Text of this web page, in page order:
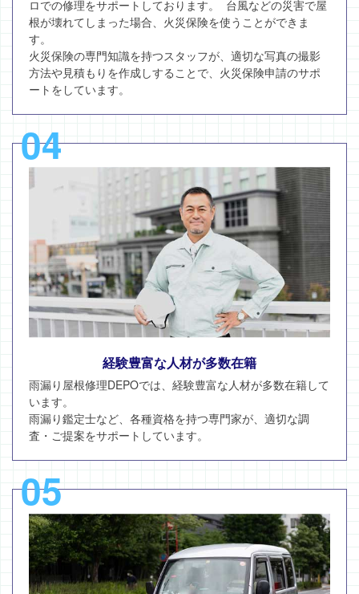
ロでの修理をサポートしております。 台風などの災害で屋
根が壊れてしまった場合、火災保険を使うことができま
す。
火災保険の専門知識を持つスタッフが、適切な写真の撮影
方法や見積もりを作成しすることで、火災保険申請のサポ
ートをしています。
04
経験豊富な人材が多数在籍
雨漏り屋根修理DEPOでは、経験豊富な人材が多数在籍して
います。
雨漏り鑑定士など、各種資格を持つ専門家が、適切な調
査・ご提案をサポートしています。
05